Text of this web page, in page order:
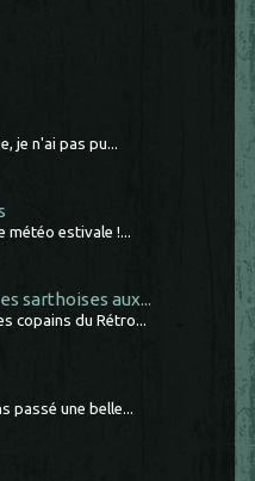
je n'ai pas pu...
météo estivale !...
sarthoises aux...
copains du Rétro...
passé une belle...